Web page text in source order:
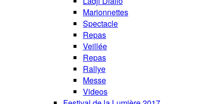
Marionnettes
Spectacle
Repas
Veillée
Repas
Rallye
Messe
Videos